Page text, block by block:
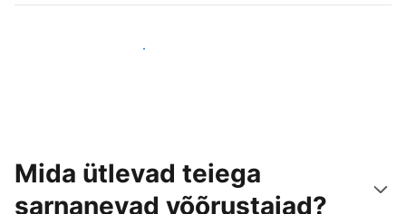
Jõua juba täna uute külastajateni
Mida ütlevad teiega
sarnanevad võõrustajad?